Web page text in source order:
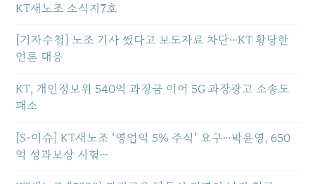
KT새노조 소식지7호
[기자수첩] 노조 기사 썼다고 보도자료 차단…KT 황당한
언론 대응
KT, 개인정보위 540억 과징금 이어 5G 과장광고 소송도
패소
[S-이슈] KT새노조 ‘영업익 5% 주식’ 요구…박윤영, 650
억 성과보상 시험…